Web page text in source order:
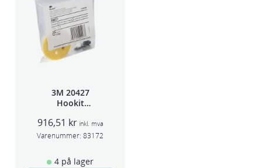
3M 20427
Hookit
50663
916,51 kr inkl. mva
Varenummer: 83172
4 på lager